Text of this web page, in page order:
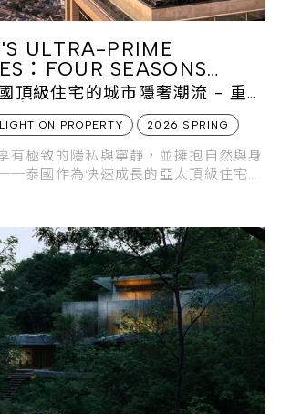
ULTRA-PRIME
：FOUR SEASONS
BANGKOK
頂級住宅的城市隱奢潮流 - 重新
奢住宅
ON PROPERTY 2026 SPRING
有極致的隱私與寧靜，並擁抱自然與身
泰國作為快速成長的亞太頂級住宅發